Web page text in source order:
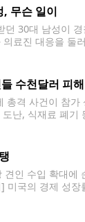
무슨 일이
30대 남성이
료진 대응을 둘
수천달러 피해
격 사건이 참
난, 식재료 폐기
인 수입 확대
국의 경제 성